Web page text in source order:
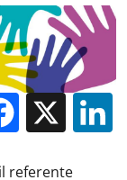
X
referente